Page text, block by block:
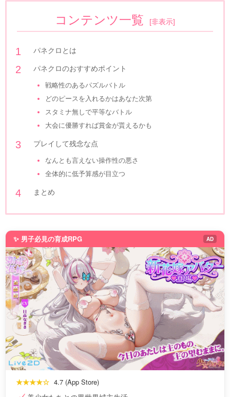
コンテンツ一覧 [非表示]
パネクロとは
パネクロのおすすめポイント
戦略性のあるパズルバトル
どのピースを入れるかはあなた次第
スタミナ無しで平等なバトル
大会に優勝すれば賞金が貰えるかも
プレイして残念な点
なんとも言えない操作性の悪さ
全体的に低予算感が目立つ
まとめ
✨ 男子必見の育成RPG AD
★★★★☆ 4.7 (App Store)